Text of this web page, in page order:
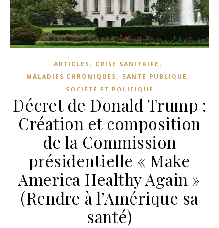
ARTICLES, CRISE SANITAIRE ,
MALADIES CHRONIQUES, SANTÉ PUBLIQUE ,
SOCIÉTÉ ET POLITIQUE
Décret de Donald Trump :
Création et composition
de la Commission
présidentielle « Make
America Healthy Again »
(Rendre à l’Amérique sa
santé)